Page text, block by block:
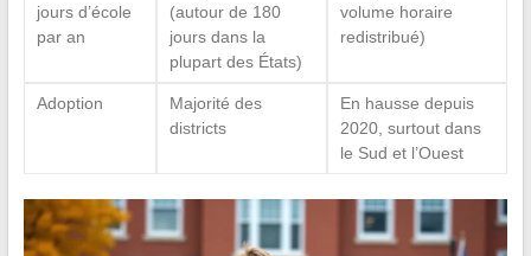
jours d’école
par an
(autour de 180
jours dans la
plupart des États)
volume horaire
redistribué)
Adoption
Majorité des
districts
En hausse depuis
2020, surtout dans
le Sud et l’Ouest